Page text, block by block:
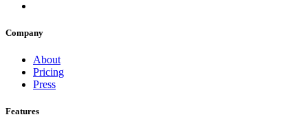
Company
About
Pricing
Press
Features